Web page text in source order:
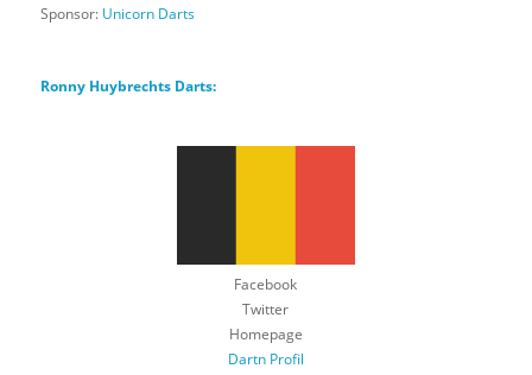
Sponsor: Unicorn Darts
Ronny Huybrechts Darts:
Facebook
Twitter
Homepage
Dartn Profil